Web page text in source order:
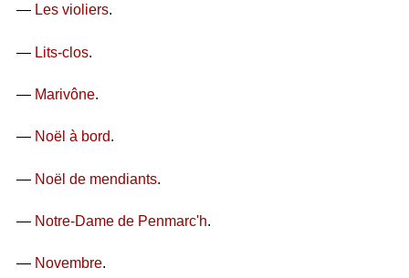
— Les violiers.
— Lits-clos.
— Marivône.
— Noël à bord.
— Noël de mendiants.
— Notre-Dame de Penmarc'h.
— Novembre.